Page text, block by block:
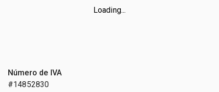
Loading...
Número de IVA
#14852830